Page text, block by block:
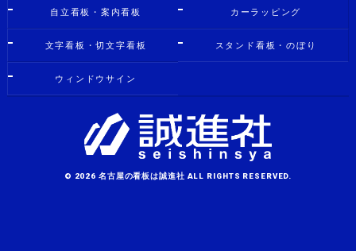
自立看板・案内看板 カーラッピング
文字看板・切文字看板 スタンド看板・のぼり
ウィンドウサイン
© 2026 名古屋の看板は誠進社 ALL RIGHTS RESERVED.